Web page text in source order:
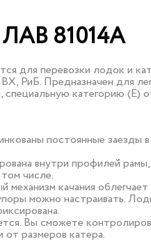
81014А
для перевозки лодок и
РиБ. Предназначен для
специальную категорию (Е)
постоянные заезды
внутри профилей
числе.
механизм качания
можно настраивать.
Вы сможете
от размеров катера.